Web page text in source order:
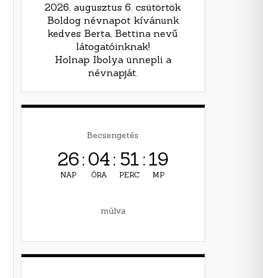
2026. augusztus 6. csütörtök
Boldog névnapot kívánunk
kedves Berta, Bettina nevű
látogatóinknak!
Holnap Ibolya ünnepli a
névnapját.
Becsengetés
26
NAP
:04
ÓRA
: 51
PERC
:17
MP
múlva